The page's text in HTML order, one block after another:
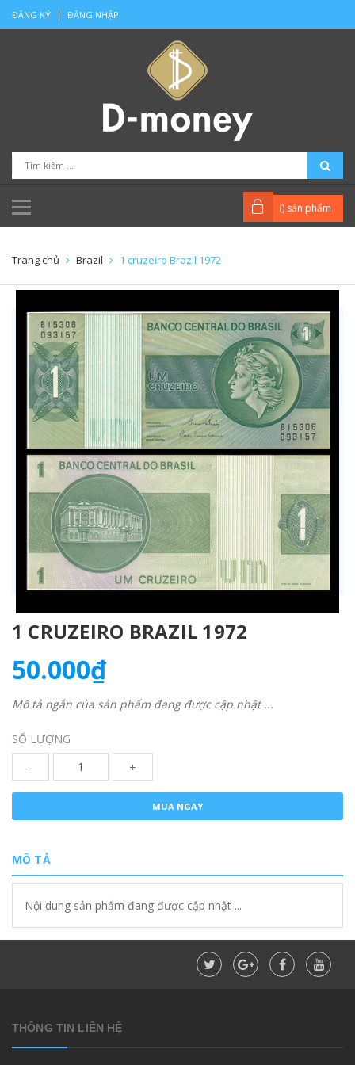
ĐĂNG KÝ ĐĂNG NHẬP
() sản phẩm
Trang chủ Brazil 1 cruzeiro Brazil 1972
1 CRUZEIRO BRAZIL 1972
50.000₫
Mô tả ngắn của sản phẩm đang được cập nhật ...
SỐ LƯỢNG
-
+
MUA NGAY
MÔ TẢ
Nội dung sản phẩm đang được cập nhật ...
THÔNG TIN LIÊN HỆ